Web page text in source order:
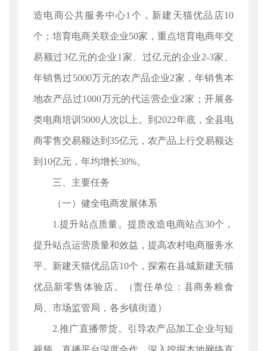
造电商公共服务中心1个，新建天猫优品店10
个；培育电商关联企业50家，重点培育电商年交
易额过3亿元的企业1家、过亿元的企业2-3家、
年销售过5000万元的农产品企业2家，年销售本
地农产品过1000万元的代运营企业2家；开展各
类电商培训5000人次以上。到2022年底，全县电
商零售交易额达到35亿元，农产品上行交易额达
到10亿元，年均增长30%。
三、主要任务
（一）健全电商发展体系
1.提升站点质量。提质改造电商站点30个，
提升站点运营质量和效益，提高农村电商服务水
平。新建天猫优品店10个，探索在县城新建天猫
优品新零售体验店。（责任单位：县商务粮食
局、市场监管局，各乡镇街道）
2.推广直播带货。引导农产品加工企业与短